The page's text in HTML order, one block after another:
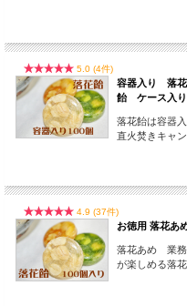
5.0 (4件)
容器入り 落
飴 ケース入り
落花飴は容器
直火焚きキャン
4.9 (37件)
お徳用 落花あ
落花あめ 業務
が楽しめる落